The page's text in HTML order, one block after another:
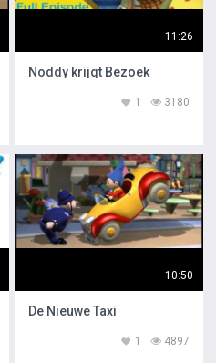
11:26
Noddy krijgt Bezoek
3180
1
10:50
De Nieuwe Taxi
4897
1